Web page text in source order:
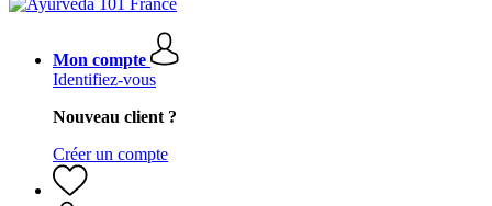
Mon compte
Identifiez-vous
Nouveau client ?
Créer un compte